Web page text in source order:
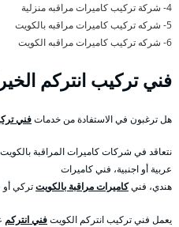
4- شركة تركيب كاميرات مراقبه منزلية
5- شركه تركيب كاميرات مراقبه بالكويت
6- شركه تركيب كاميرات مراقبه الكويت
فني تركيب انتركم
هل ترغبون في الاستفادة من خدماتفني
نتعاقد في شركات كاميرات المراقبة
عربية أو اجنبية، فني كاميرات
هندي، فنيكاميرات مراقبة بالكويتتركي أو
يعمل فني تركيب انتركم الكويتفني انتركم